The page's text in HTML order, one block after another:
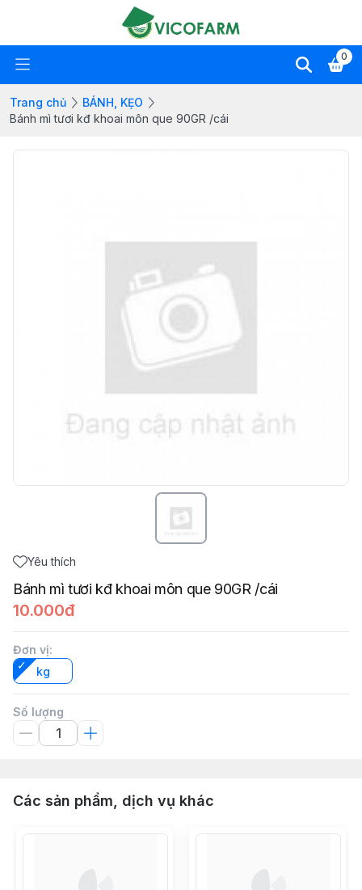
0
Trang chủ
BÁNH, KẸO
Bánh mì tươi kđ khoai môn que 90GR /cái
Yêu thích
Bánh mì tươi kđ khoai môn que 90GR /cái
10.000đ
Đơn vị:
kg
Số lượng
Các sản phẩm, dịch vụ khác